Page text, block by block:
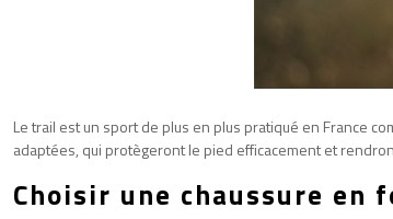
Le trail est un sport de plus en plus pratiqué en France
adaptées, qui protègeront le pied efficacement et
Choisir une chaussure en